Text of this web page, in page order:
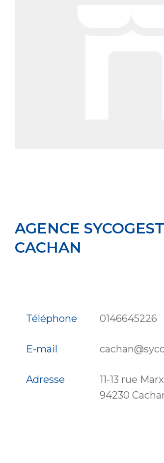
AGENCE
CACHAN
Téléphone 0146645226
E-mail
Adresse
11-13 rue
94230